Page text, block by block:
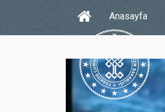
Anasayfa